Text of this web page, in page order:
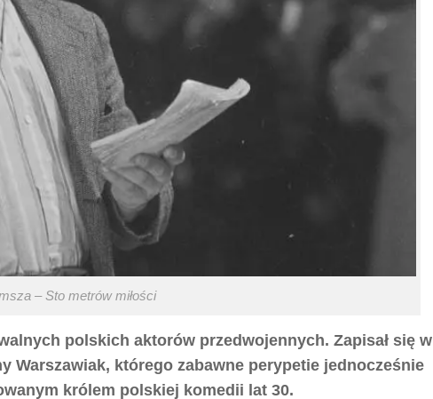
– Sto metrów miłości
polskich aktorów przedwojennych. Zapisał się w
Warszawiak, którego zabawne perypetie jednocześnie
królem polskiej komedii lat 30.